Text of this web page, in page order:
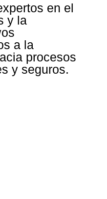
en el
y la
a la
procesos
y seguros.